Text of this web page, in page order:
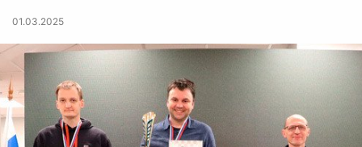
01.03.2025